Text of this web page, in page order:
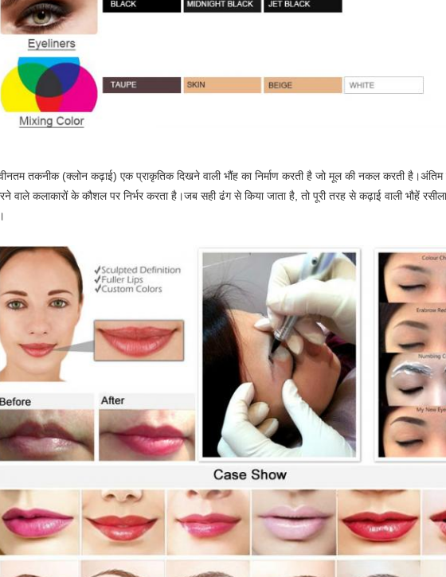
तकनीक (क्लोन कढ़ाई) एक प्राकृतिक दिखने वाली भौंह का निर्माण करती है जो मूल की नकल करती
वाले कलाकारों के कौशल पर निर्भर करता है।जब सही ढंग से किया जाता है, तो पूरी तरह से कढ़ाई वाली भौहें